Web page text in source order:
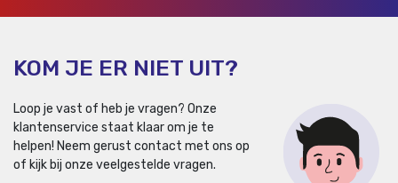
KOM JE ER NIET UIT?
Loop je vast of heb je vragen? Onze
klantenservice staat klaar om je te
helpen! Neem gerust contact met ons op
of kijk bij onze veelgestelde vragen.